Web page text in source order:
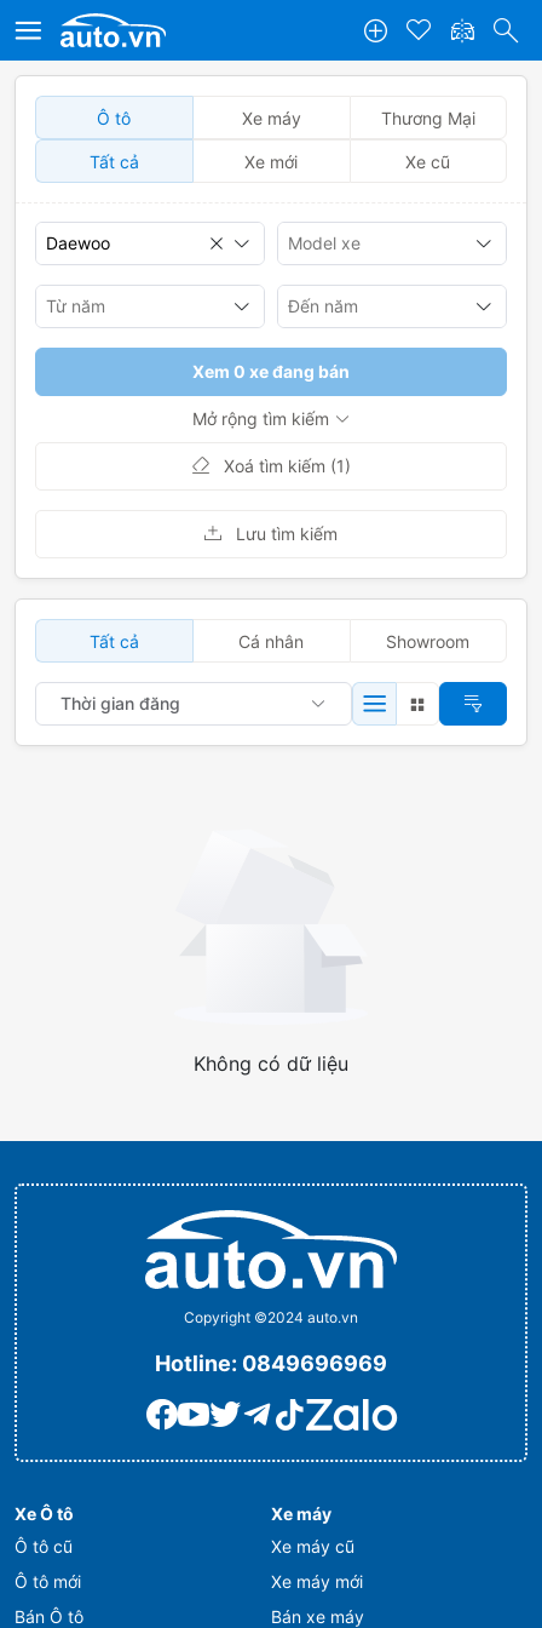
Ô tô Xe máy Thương Mại
Tất cả Xe mới Xe cũ
Xem 0 xe đang bán
Mở rộng tìm kiếm
Xoá tìm kiếm (1)
Lưu tìm kiếm
Tất cả Cá nhân Showroom
Thời gian đăng
Không có dữ liệu
Copyright ©2024 auto.vn
Hotline: 0849696969
Xe Ô tô
Ô tô cũ
Ô tô mới
Bán Ô tô
Xe máy
Xe máy cũ
Xe máy mới
Bán xe máy